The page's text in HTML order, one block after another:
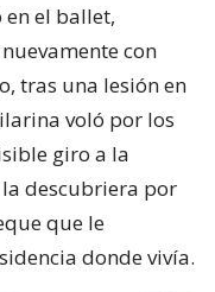
el ballet,
con
tras una lesión en
voló por los
giro a la
descubriera por
que le
donde vivía.